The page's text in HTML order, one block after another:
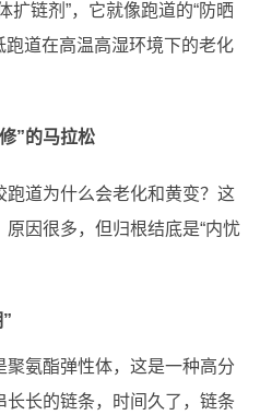
扩链剂”，它就像跑道的“防晒
跑道在高温高湿环境下的老化
”的马拉松
道为什么会老化和黄变？这
因很多，但归根结底是“内忧
氨酯弹性体，这是一种高分
长的链条，时间久了，链条